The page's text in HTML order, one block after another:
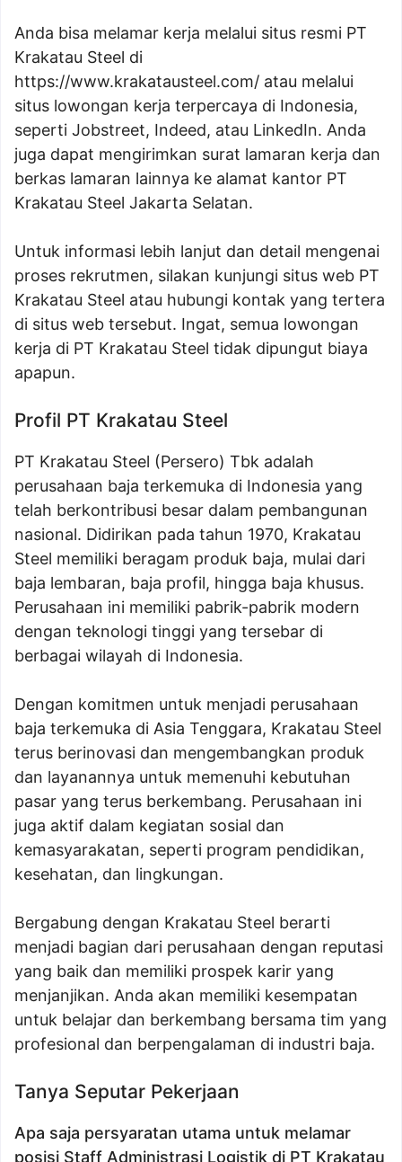
Anda bisa melamar kerja melalui situs resmi PT
Krakatau Steel di
https://www.krakatausteel.com/ atau melalui
situs lowongan kerja terpercaya di Indonesia,
seperti Jobstreet, Indeed, atau LinkedIn. Anda
juga dapat mengirimkan surat lamaran kerja dan
berkas lamaran lainnya ke alamat kantor PT
Krakatau Steel Jakarta Selatan.
Untuk informasi lebih lanjut dan detail mengenai
proses rekrutmen, silakan kunjungi situs web PT
Krakatau Steel atau hubungi kontak yang tertera
di situs web tersebut. Ingat, semua lowongan
kerja di PT Krakatau Steel tidak dipungut biaya
apapun.
Profil PT Krakatau Steel
PT Krakatau Steel (Persero) Tbk adalah
perusahaan baja terkemuka di Indonesia yang
telah berkontribusi besar dalam pembangunan
nasional. Didirikan pada tahun 1970, Krakatau
Steel memiliki beragam produk baja, mulai dari
baja lembaran, baja profil, hingga baja khusus.
Perusahaan ini memiliki pabrik-pabrik modern
dengan teknologi tinggi yang tersebar di
berbagai wilayah di Indonesia.
Dengan komitmen untuk menjadi perusahaan
baja terkemuka di Asia Tenggara, Krakatau Steel
terus berinovasi dan mengembangkan produk
dan layanannya untuk memenuhi kebutuhan
pasar yang terus berkembang. Perusahaan ini
juga aktif dalam kegiatan sosial dan
kemasyarakatan, seperti program pendidikan,
kesehatan, dan lingkungan.
Bergabung dengan Krakatau Steel berarti
menjadi bagian dari perusahaan dengan reputasi
yang baik dan memiliki prospek karir yang
menjanjikan. Anda akan memiliki kesempatan
untuk belajar dan berkembang bersama tim yang
profesional dan berpengalaman di industri baja.
Tanya Seputar Pekerjaan
Apa saja persyaratan utama untuk melamar
posisi Staff Administrasi Logistik di PT Krakatau